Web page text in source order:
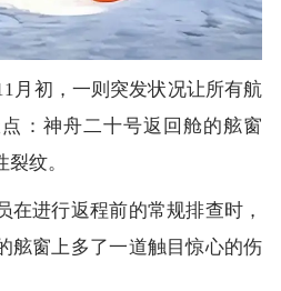
初，一则突发状况让所有航
：神舟二十号返回舱的舷窗
纹。
进行返程前的常规排查时，
舷窗上多了一道触目惊心的伤